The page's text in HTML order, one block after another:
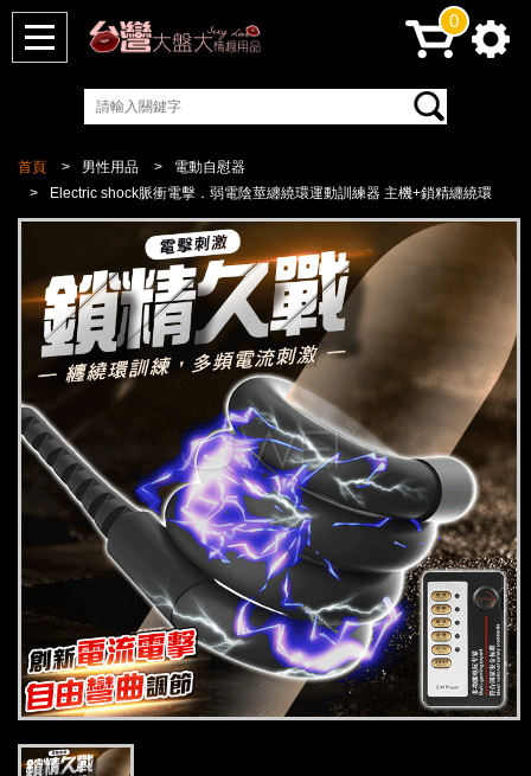
首頁 男性用品
電動自慰器
Electric shock脈衝電擊．弱電陰莖纏繞環運動訓練器 主機+鎖精纏繞環
0